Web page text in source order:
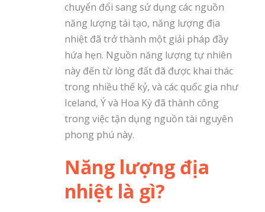
chuyển đổi sang sử dụng các nguồn
năng lượng tái tạo, năng lượng địa
nhiệt đã trở thành một giải pháp đầy
hứa hẹn. Nguồn năng lượng tự nhiên
này đến từ lòng đất đã được khai thác
trong nhiều thế kỷ, và các quốc gia như
Iceland, Ý và Hoa Kỳ đã thành công
trong việc tận dụng nguồn tài nguyên
phong phú này.
Năng lượng địa
nhiệt là gì?